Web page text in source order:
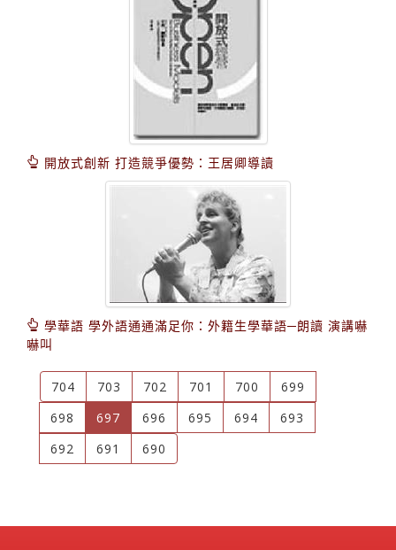
開放式創新 打造競爭優勢：王居卿導讀
學華語 學外語通通滿足你：外籍生學華語─朗讀 演講嚇
嚇叫
704 703 702 701 700
699
698
697 (current)
696 695 694
693
692
691 690